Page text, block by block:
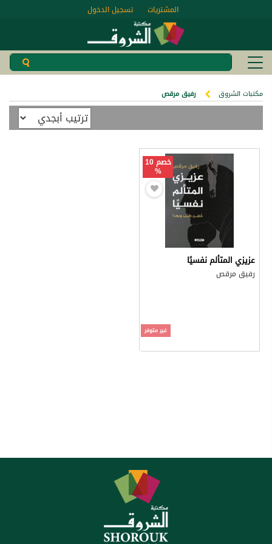
تسجيل الدخول المشتريات
مكتبات الشروق رفيق مرقص
خصم 10
%
عزيزي المتألم نفسيًا
رفيق مرقص
غير متوفر